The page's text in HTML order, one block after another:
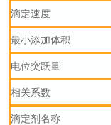
滴定速度
最小添加体积
电位突跃量
相关系数
滴定剂名称